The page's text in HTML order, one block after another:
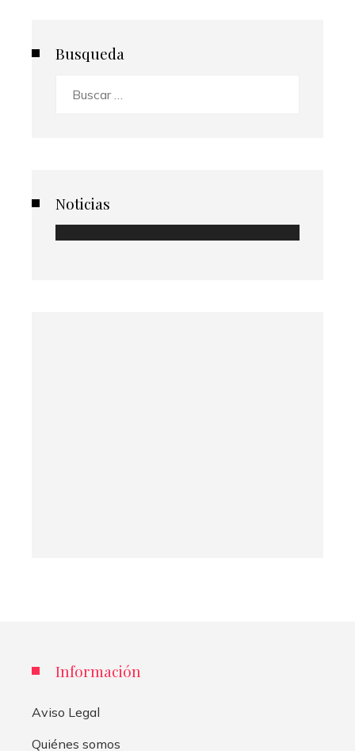
Busqueda
Noticias
Información
Aviso Legal
Quiénes somos